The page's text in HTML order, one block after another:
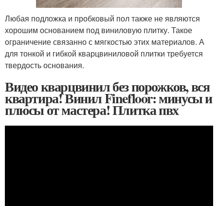
Любая подложка и пробковый пол также не являются
хорошим основанием под виниловую плитку. Такое
ограничение связанно с мягкостью этих материалов. А
для тонкой и гибкой кварцвиниловой плитки требуется
твердость основания.
Видео кварцвинил без порожков, вся
квартира! Винил Finefloor: минусы и
плюсы от мастера! Плитка пвх